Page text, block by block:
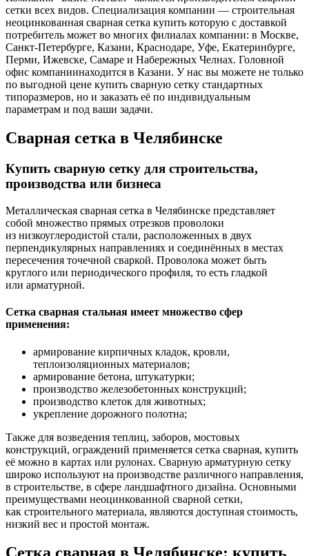
сетки всех видов. Специализация компании — строительная
неоцинкованная сварная сетка купить которую с доставкой
потребитель может во многих филиалах компании: в Москве,
Санкт-Петербурге, Казани, Краснодаре, Уфе, Екатеринбурге,
Перми, Ижевске, Самаре и Набережных Челнах. Головной
офис компаниинаходится в Казани. У нас вы можете не только
по выгодной цене купить сварную сетку стандартных
типоразмеров, но и заказать её по индивидуальным
параметрам и под ваши задачи.
Сварная сетка в Челябинске
Купить сварную сетку для строительства,
производства или бизнеса
Металлическая сварная сетка в Челябинске представляет
собой множество прямых отрезков проволоки
из низкоуглеродистой стали, расположенных в двух
перпендикулярных направлениях и соединённых в местах
пересечения точечной сваркой. Проволока может быть
круглого или периодического профиля, то есть гладкой
или арматурной.
Сетка сварная стальная имеет множество сфер
применения:
армирование кирпичных кладок, кровли,
теплоизоляционных материалов;
армирование бетона, штукатурки;
производство железобетонных конструкций;
производство клеток для животных;
укрепление дорожного полотна;
Также для возведения теплиц, заборов, мостовых
конструкций, ограждений применяется сетка сварная, купить
её можно в картах или рулонах. Сварную арматурную сетку
широко используют на производстве различного направления,
в строительстве, в сфере ландшафтного дизайна. Основными
преимуществами неоцинкованной сварной сетки,
как строительного материала, являются доступная стоимость,
низкий вес и простой монтаж.